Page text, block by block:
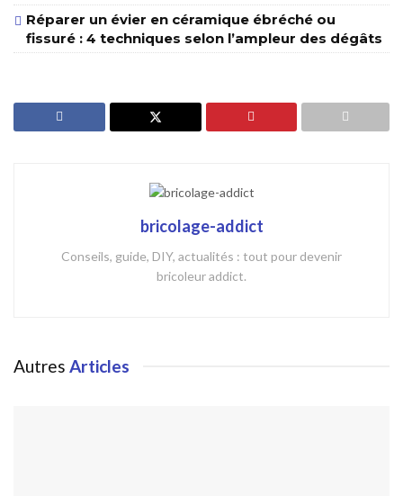
Réparer un évier en céramique ébréché ou
fissuré : 4 techniques selon l’ampleur des dégâts
bricolage-addict
Conseils, guide, DIY, actualités : tout pour devenir
bricoleur addict.
Autres Articles